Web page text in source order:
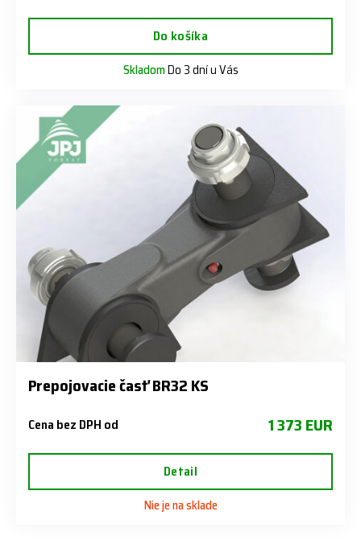
Do košíka
SkladomDo 3 dní u Vás
Prepojovacie časť BR32 KS
Cena bez DPH od 1 373 EUR
Detail
Nie je na sklade